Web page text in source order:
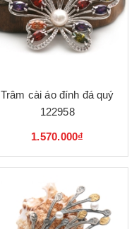
Trâm cài áo đính đá quý
122958
1.570.000₫